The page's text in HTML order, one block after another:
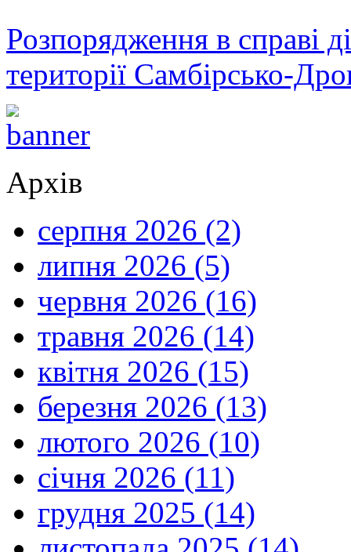
Розпорядження в справі
території Самбірсько-
Архів
серпня 2026 (2)
липня 2026 (5)
червня 2026 (16)
травня 2026 (14)
квітня 2026 (15)
березня 2026 (13)
лютого 2026 (10)
січня 2026 (11)
грудня 2025 (14)